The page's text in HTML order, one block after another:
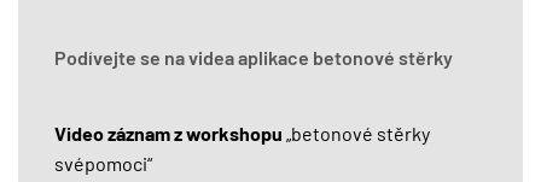
Podívejte se na videa aplikace betonové stěrky
Video záznam z workshopu „betonové stěrky
svépomoci“